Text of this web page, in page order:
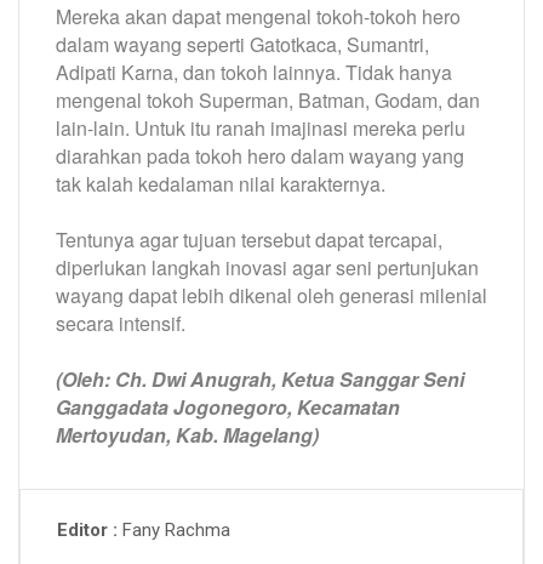
Mereka akan dapat mengenal tokoh-tokoh hero
dalam wayang seperti Gatotkaca, Sumantri,
Adipati Karna, dan tokoh lainnya. Tidak hanya
mengenal tokoh Superman, Batman, Godam, dan
lain-lain. Untuk itu ranah imajinasi mereka perlu
diarahkan pada tokoh hero dalam wayang yang
tak kalah kedalaman nilai karakternya.
Tentunya agar tujuan tersebut dapat tercapai,
diperlukan langkah inovasi agar seni pertunjukan
wayang dapat lebih dikenal oleh generasi milenial
secara intensif.
(Oleh: Ch. Dwi Anugrah, Ketua Sanggar Seni
Ganggadata Jogonegoro, Kecamatan
Mertoyudan, Kab. Magelang)
Editor Fany Rachma